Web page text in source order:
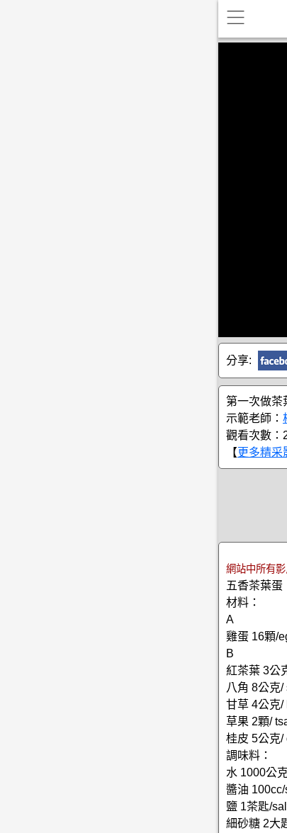
分享:
第一次做茶
示範老師：
觀看次數：
【更多精采
網站中所有
五香茶葉蛋
材料：
A
雞蛋 16顆/
B
紅茶葉 3公
八角 8公克/
甘草 4公克/
草果 2顆/
桂皮 5公克/
調味料：
水 1000公
醬油
鹽 1茶匙/
細砂糖 2大